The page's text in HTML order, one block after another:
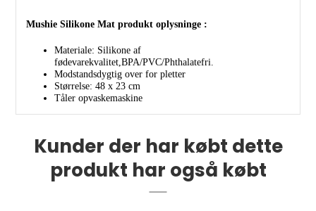
Mushie Silikone Mat produkt oplysninge :
Materiale: Silikone af
fødevarekvalitet,BPA/PVC/Phthalatefri.
Modstandsdygtig over for pletter
Størrelse: 48 x 23 cm
Tåler opvaskemaskine
Kunder der har købt dette
produkt har også købt